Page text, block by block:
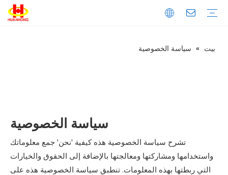
بيت » سياسة الخصوصية
سياسة الخصوصية
تشرح سياسة الخصوصية هذه كيفية 'نحن' جمع معلوماتك
واستخدامها ومشاركتها ومعالجتها بالإضافة إلى الحقوق والخيارات
التي ربطتها بهذه المعلومات. تنطبق سياسة الخصوصية هذه على